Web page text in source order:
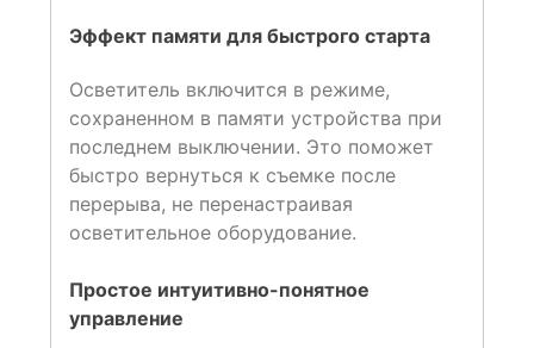
Эффект памяти для быстрого старта
Осветитель включится в режиме,
сохраненном в памяти устройства при
последнем выключении. Это поможет
быстро вернуться к съемке после
перерыва, не перенастраивая
осветительное оборудование.
Простое интуитивно-понятное
управление